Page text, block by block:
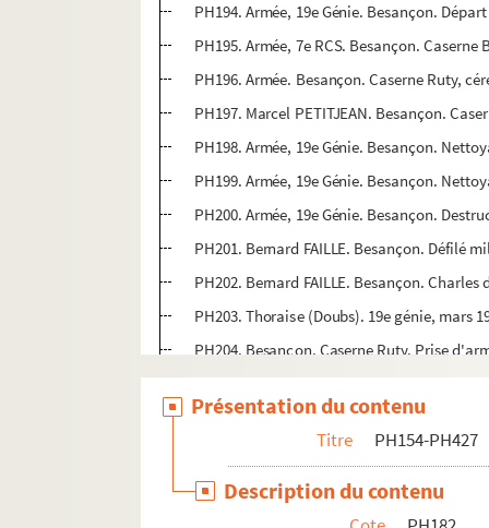
PH194. Armée, 19e Génie. Besançon.
PH195. Armée, 7e RCS. Besançon. Caserne
PH196. Armée. Besançon. Caserne Ruty,
PH197. Marcel PETITJEAN. Besançon.
PH198. Armée, 19e Génie. Besançon.
PH199. Armée, 19e Génie. Besançon.
PH200. Armée, 19e Génie. Besançon.
PH201. Bernard FAILLE. Besançon. Défilé
PH202. Bernard FAILLE. Besançon.
PH203. Thoraise (Doubs). 19e génie, mars
PH204. Besançon. Caserne Ruty. Prise
PH205. Bernard FAILLE. Thoraise (Doubs).
PH206. Bernard FAILLE. Besançon. ERM,
PH207. Bernard FAILLE. Besançon.
PH208. Bernard FAILLE. Besançon. Défilé
PH209. Bernard FAILLE. Besançon.
Présentation du contenu
Titre PH154-PH427
Description du contenu